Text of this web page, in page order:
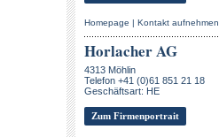
Homepage | Kontakt aufnehmen
Horlacher AG
4313 Möhlin
Telefon +41 (0)61 851 21 18
Geschäftsart: HE
Zum Firmenportrait